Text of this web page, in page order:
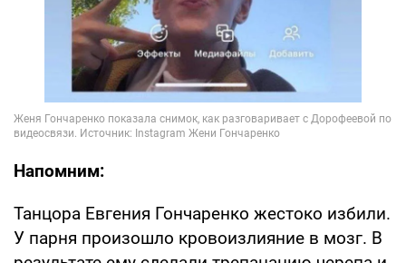
Напомним:
Танцора Евгения Гончаренко жестоко избили.
У парня произошло кровоизлияние в мозг. В